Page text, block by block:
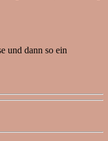
und dann so ein